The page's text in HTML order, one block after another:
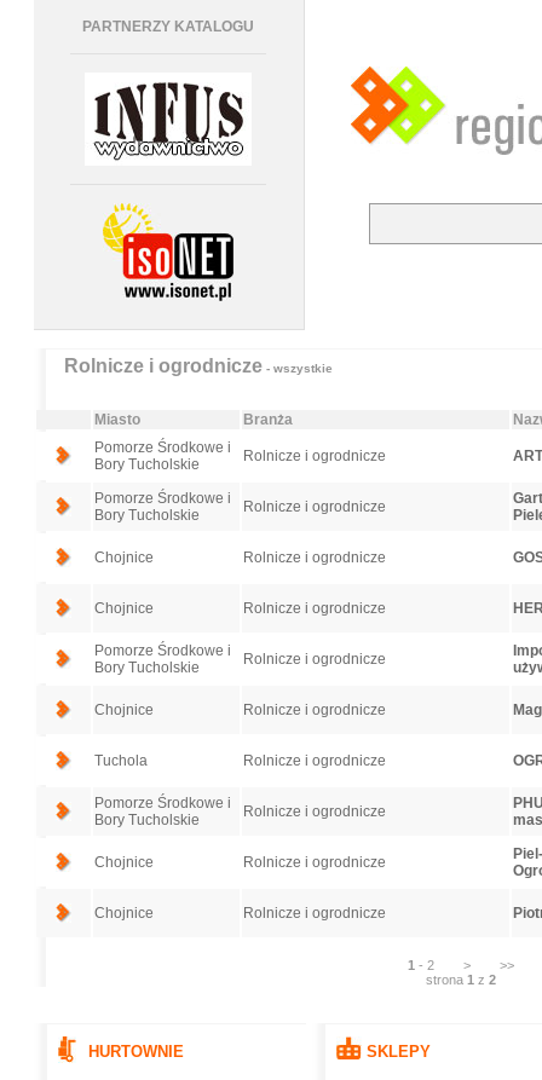
PARTNERZY KATALOGU
Rolnicze i ogrodnicze- wszystkie
Miasto Branża
Pomorze Środkowe i
Bory Tucholskie
Rolnicze i ogrodnicze
Pomorze Środkowe i
Bory Tucholskie
Rolnicze i ogrodnicze
Chojnice Rolnicze i ogrodnicze
Chojnice Rolnicze i ogrodnicze
Pomorze Środkowe i
Bory Tucholskie
Rolnicze i ogrodnicze
Chojnice Rolnicze i ogrodnicze
Tuchola Rolnicze i ogrodnicze
Pomorze Środkowe i
Bory Tucholskie
Rolnicze i ogrodnicze
Chojnice Rolnicze i ogrodnicze
Chojnice Rolnicze i ogrodnicze
1 - 2 >
>>
strona 1 z 2
HURTOWNIE SKLEPY